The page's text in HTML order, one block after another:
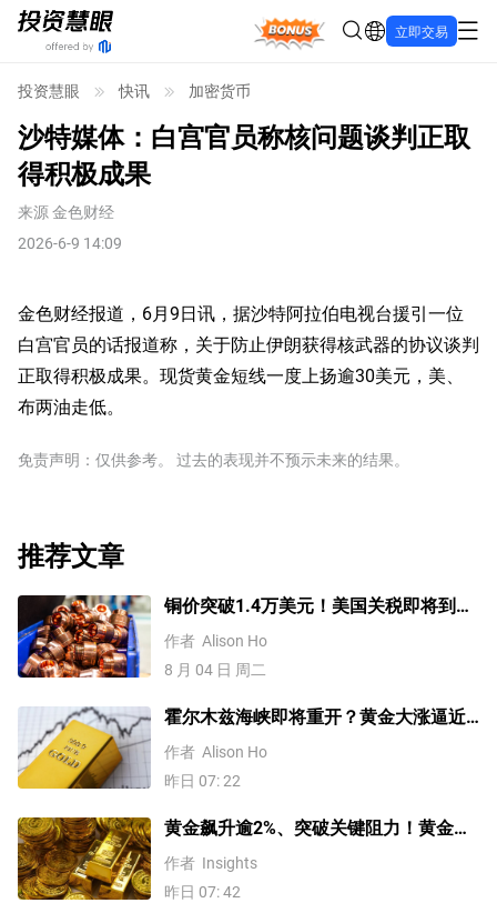
Bonus 立即交易
投资慧眼 快讯 加密货币
沙特媒体：白宫官员称核问题谈判正取
得积极成果
来源金色财经
2026-6-9 14:09
金色财经报道，6月9日讯，据沙特阿拉伯电视台援引一位
白宫官员的话报道称，关于防止伊朗获得核武器的协议谈判
正取得积极成果。现货黄金短线一度上扬逾30美元，美、
布两油走低。
免责声明：仅供参考。 过去的表现并不预示未来的结果。
推荐文章
铜价突破1.4万美元！美国关税即将到
来？未来会再创新高吗？
作者 Alison Ho
8 月 04 日 周二
霍尔木兹海峡即将重开？黄金大涨逼近
4200美元！原油价格3连跌
作者 Alison Ho
昨日 07: 22
黄金飙升逾2%、突破关键阻力！黄金、
WTI原油、美元指数、纳指100指数技术
分析
作者 Insights
昨日 07: 42